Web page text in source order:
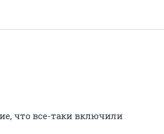
что все-таки включили